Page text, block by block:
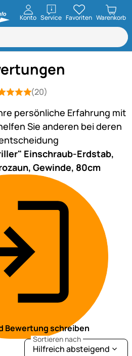
Konto ServiceöffnenFavoriten Warenkorb
5 von 5 (20
(20)
persönliche Erfahrung mit
Sie anderen bei deren
Einschraub-Erdstab,
Gewinde, 80cm
Bewertung schreiben
Sortieren nach
Hilfreich absteigend